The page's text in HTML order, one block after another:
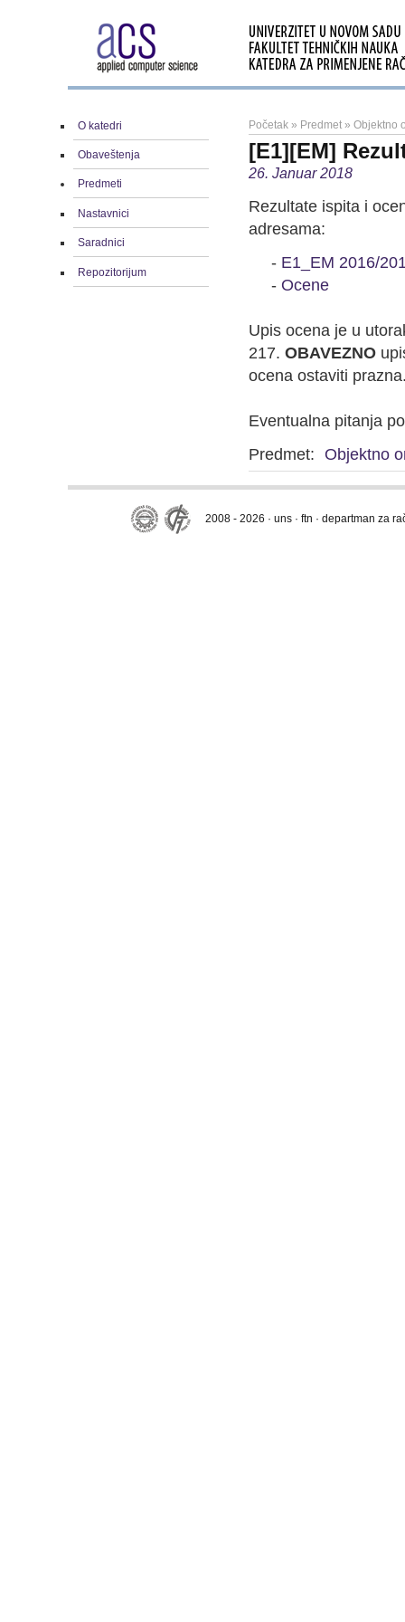
O katedri
Obaveštenja
Predmeti
Nastavnici
Saradnici
Repozitorijum
Početak » Predmet » Objektno
[E1][EM]
26. Januar 2018
Rezultate ispita i
adresama:
- E1_EM 2016/
- Ocene
Upis ocena je u
217. OBAVEZNO
ocena ostaviti
Eventualna pitanja
Predmet:
Objektno
2008 - 2026 · uns · ftn · departman za